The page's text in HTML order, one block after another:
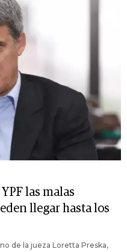
las malas
llegar hasta los
de la jueza Loretta Preska,